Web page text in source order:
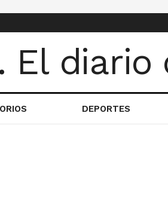
DEPORTES